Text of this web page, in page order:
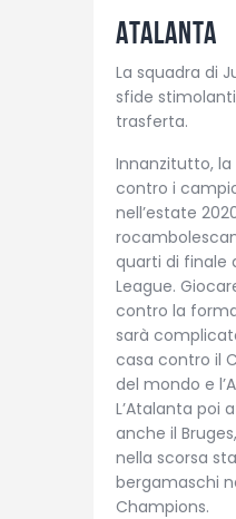
Atalanta
La squadra di
sfide
trasferta.
Innanzitutto,
contro i
nell’estate
quarti di finale
League.
contro la
sarà
casa contro il
del mondo e
L’Atalanta poi
anche il
nella scorsa
bergamaschi
Champions.